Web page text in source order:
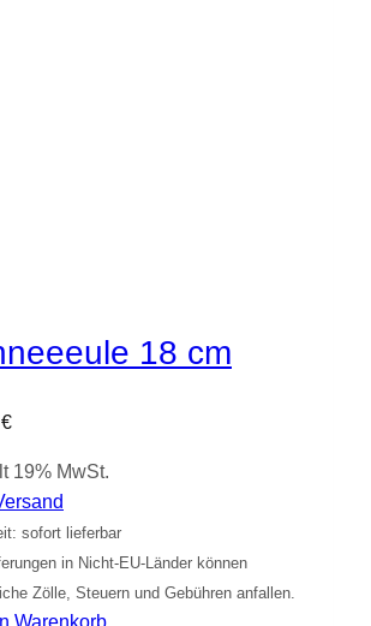
18 cm
€
19% MwSt.
sofort lieferbar
in Nicht-EU-Länder können
Zölle, Steuern und Gebühren anfallen.
Warenkorb